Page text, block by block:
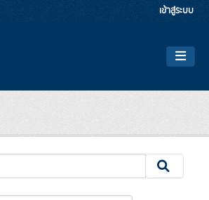
เข้าสู่ระบบ